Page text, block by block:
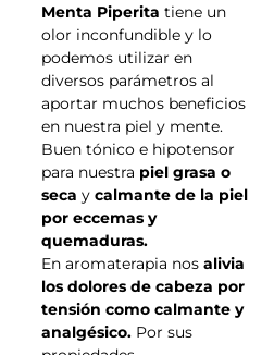
Menta Piperita tiene un
olor inconfundible y lo
podemos utilizar en
diversos parámetros al
aportar muchos beneficios
en nuestra piel y mente.
Buen tónico e hipotensor
para nuestra piel grasa o
seca y calmante de la piel
por eccemas y
quemaduras.
En aromaterapia nos alivia
los dolores de cabeza por
tensión como calmante y
analgésico. Por sus